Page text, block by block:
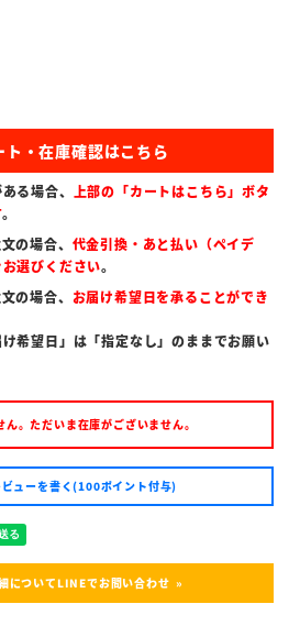
る場合、
上部の「カートはこちら」ボタ
。
の場合、 代金引換・あと払い（ペイデ
選びください。
の場合、 お届け希望日を承ることができ
け希望日」は「指定なし」のままでお願い
。ただいま在庫がございません。
ューを書く(100ポイント付与)
についてLINEでお問い合わせ